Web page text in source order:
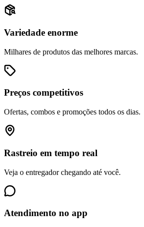
Variedade enorme
Milhares de produtos das melhores marcas.
Preços competitivos
Ofertas, combos e promoções todos os dias.
Rastreio em tempo real
Veja o entregador chegando até você.
Atendimento no app